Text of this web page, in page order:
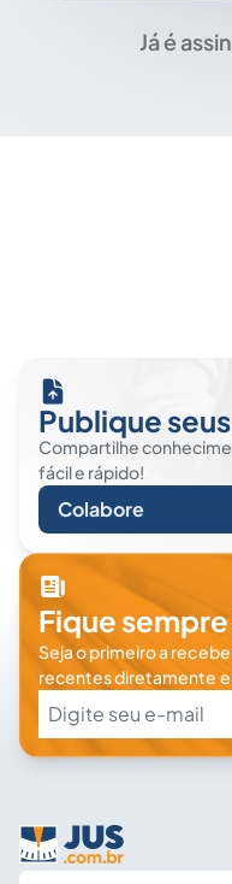
Já é
Publique
Compartilhe
fácil e rápido!
Colabore
Fique
Seja o primeiro a
recentes diretamente